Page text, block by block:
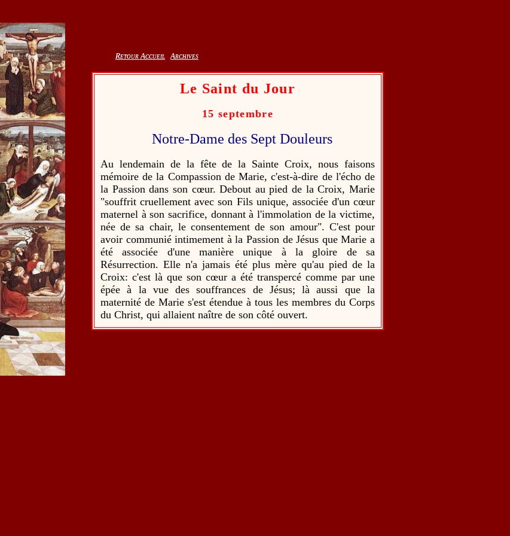
Retour Accueil Archives
Retour Accueil Archives
Le Saint du Jour
15 septembre
Notre-Dame des Sept Douleurs
Au lendemain de la fête de la Sainte Croix, nous faisons
mémoire de la Compassion de Marie, c'est-à-dire de l'écho de
la Passion dans son cœur. Debout au pied de la Croix, Marie
"souffrit cruellement avec son Fils unique, associée d'un cœur
maternel à son sacrifice, donnant à l'immolation de la victime,
née de sa chair, le consentement de son amour". C'est pour
avoir communié intimement à la Passion de Jésus que Marie a
été associée d'une manière unique à la gloire de sa
Résurrection. Elle n'a jamais été plus mère qu'au pied de la
Croix: c'est là que son cœur a été transpercé comme par une
épée à la vue des souffrances de Jésus; là aussi que la
maternité de Marie s'est étendue à tous les membres du Corps
du Christ, qui allaient naître de son côté ouvert.